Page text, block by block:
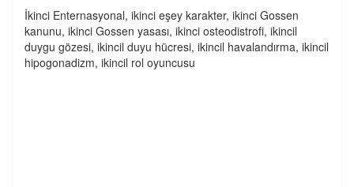
İkinci Enternasyonal, ikinci eşey karakter, ikinci Gossen
kanunu, ikinci Gossen yasası, ikinci osteodistrofi, ikincil
duygu gözesi, ikincil duyu hücresi, ikincil havalandırma, ikincil
hipogonadizm, ikincil rol oyuncusu